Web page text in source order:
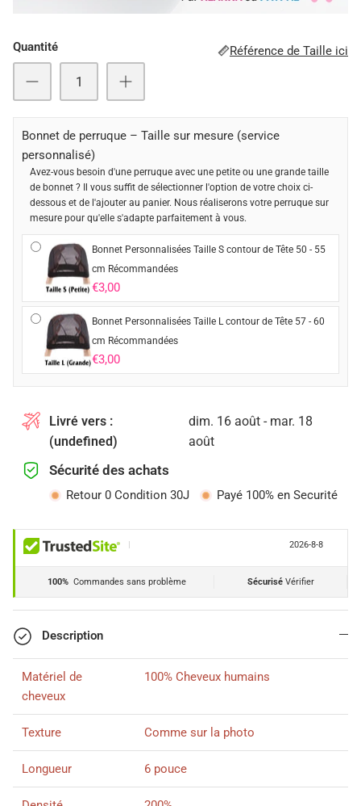
Quantité Référence de Taille ici
Bonnet de perruque – Taille sur mesure (service
personnalisé)
Avez-vous besoin d'une perruque avec une petite ou une grande taille
de bonnet ? Il vous suffit de sélectionner l'option de votre choix ci-
dessous et de l'ajouter au panier. Nous réaliserons votre perruque sur
mesure pour qu'elle s'adapte parfaitement à vous.
Bonnet Personnalisées Taille S contour de Tête 50 - 55
cm Récommandées
€3,00
Bonnet Personnalisées Taille L contour de Tête 57 - 60
cm Récommandées
€3,00
Livré vers :
(undefined)
dim. 16 août - mar. 18
août
Sécurité des achats
Retour 0 Condition 30J Payé 100% en Securité
2026-8-8
100% Commandes sans problème SécuriséVérifier
Description
Matériel de
cheveux
100% Cheveux humains
Texture Comme sur la photo
Longueur 6 pouce